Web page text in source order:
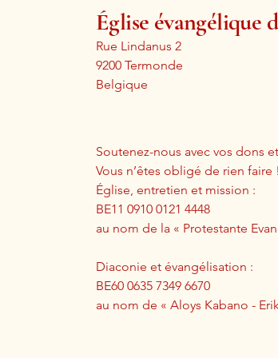
Église évangélique
Rue Lindanus 2
9200 Termonde
Belgique
Soutenez-nous avec vos dons
Vous n’êtes obligé de rien faire !
Église, entretien et mission :
BE11 0910 0121 4448
au nom de la « Protestante
Diaconie et évangélisation :
BE60 0635 7349 6670
au nom de « Aloys Kabano -